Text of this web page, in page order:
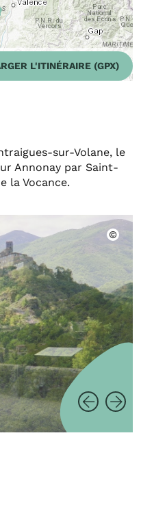
TomTom, Intermap, iPC, USGS,
Survey, Esri Japan, METI,
L'ITINÉRAIRE (GPX)
sur-Volane, le
Annonay par Saint-
la Vocance.